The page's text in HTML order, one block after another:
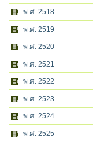
พ.ศ. 2518
พ.ศ. 2519
พ.ศ. 2520
พ.ศ. 2521
พ.ศ. 2522
พ.ศ. 2523
พ.ศ. 2524
พ.ศ. 2525